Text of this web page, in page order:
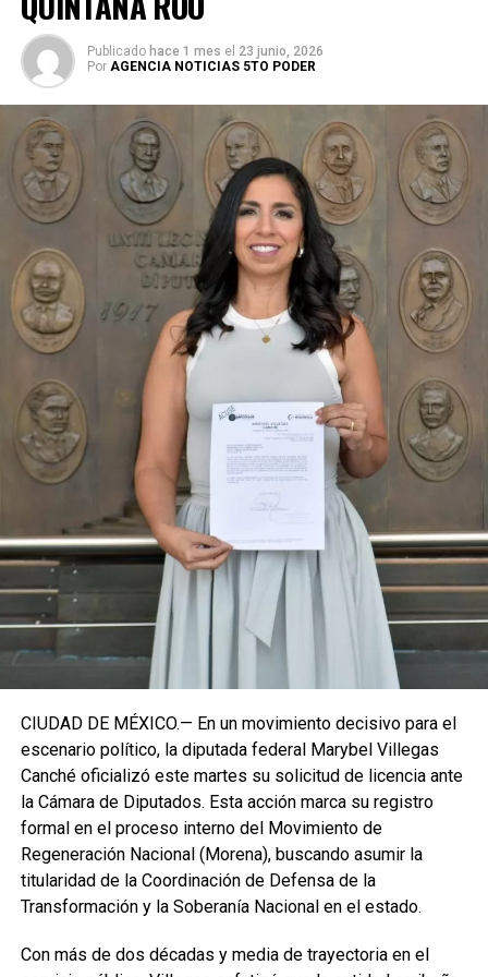
Durante su encargo en la Cámara Alta, Gino Segura centró
su agenda legislativa en iniciativas orientadas a
robustecer el desarrollo económico, la sustentabilidad
turística y la equidad social. Sin embargo, enfatizó que la
coyuntura actual exige priorizar la organización comunitaria
para asegurar la continuidad del proyecto político en la
región sureste del país.
Con esta determinación, el senador abre una etapa
decisiva en su trayectoria pública, apostando por una
estrategia de cercanía ciudadana. Su retorno a Quintana
Roo busca garantizar la cohesión de las estructuras de
izquierda de cara a los próximos retos políticos. El relevo
institucional se procesará conforme a los tiempos legales
establecidos, manteniendo la continuidad de la
representación parlamentaria del estado.
Fuente: 5to Poder Agencia de Noticias
Publicado hace 1 mes el 23 junio, 2026
Por AGENCIA NOTICIAS 5TO PODER
CIUDAD DE MÉXICO.— En un movimiento decisivo para el
escenario político, la diputada federal Marybel Villegas
Canché oficializó este martes su solicitud de licencia ante
la Cámara de Diputados. Esta acción marca su registro
formal en el proceso interno del Movimiento de
Regeneración Nacional (Morena), buscando asumir la
titularidad de la Coordinación de Defensa de la
Transformación y la Soberanía Nacional en el estado.
Con más de dos décadas y media de trayectoria en el